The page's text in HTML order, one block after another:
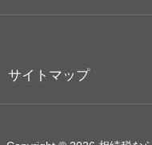
サイトマップ